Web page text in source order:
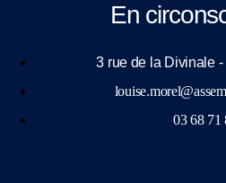
En
3 rue de la Divinale
03 68 71